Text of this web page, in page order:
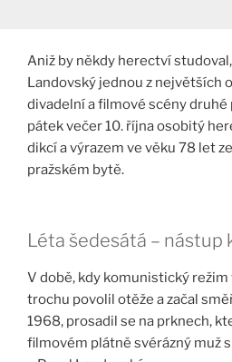
Aniž by někdy herectví
Landovský jednou z největších
divadelní a filmové scény
pátek večer 10. října osobitý
dikcí a výrazem ve věku 78 let
pražském bytě.
Léta šedesátá – nástup
V době, kdy komunistický
trochu povolil otěže a začal
1968, prosadil se na prknech,
filmovém plátně svérázný muž